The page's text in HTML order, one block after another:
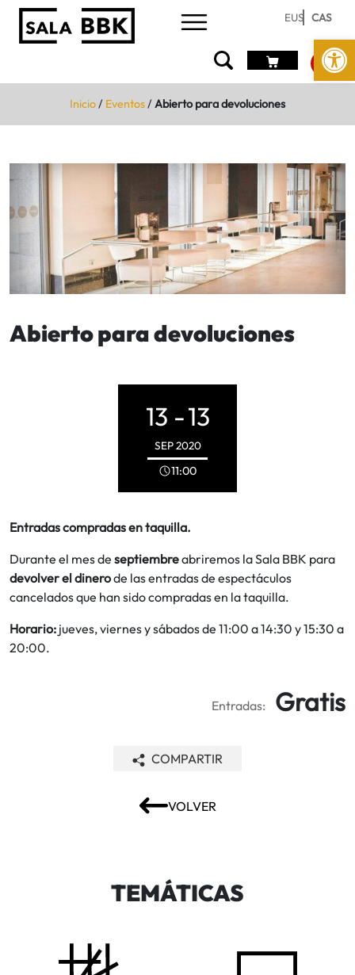
Abrir
EUS CAS
Inicio/ Eventos/Abierto para devoluciones
Abierto para devoluciones
13 -13
SEP2020
11:00
Entradas compradas en taquilla.
Durante el mes de septiembreabriremos la Sala BBK para
devolver el dinerode las entradas de espectáculos
cancelados que han sido compradas en la taquilla.
Horario: jueves, viernes y sábados de 11:00 a 14:30 y 15:30 a
20:00.
Entradas: Gratis
VOLVER
COMPARTIR
TEMÁTICAS